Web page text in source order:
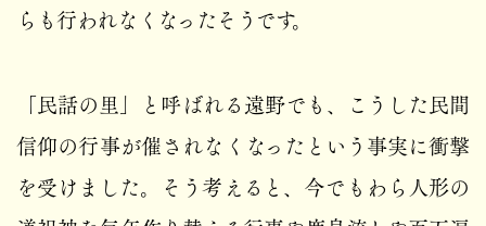
らも行われなくなったそうです。
「民話の里」と呼ばれる遠野でも、こうした民間
信仰の行事が催されなくなったという事実に衝撃
を受けました。そう考えると、今でもわら人形の